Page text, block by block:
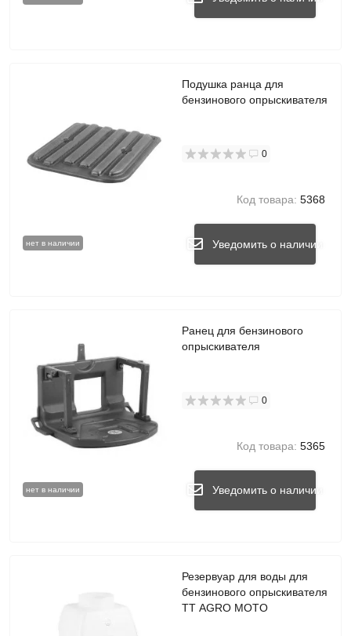
нет в наличии
Подушка ранца для
бензинового опрыскивателя
0
Код товара: 5368
Уведомить о наличии
нет в наличии
Ранец для бензинового
опрыскивателя
0
Код товара: 5365
Уведомить о наличии
Резервуар для воды для
бензинового опрыскивателя
TT AGRO MOTO